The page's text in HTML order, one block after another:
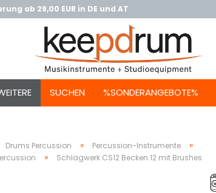
ab 29,00 EUR in DE und AT
SUCHEN %SONDERANGEBOTE%
Drums Percussion » Percussion-Instrumente »
» Schlagwerk CS12 Becken 12 mit Brushes